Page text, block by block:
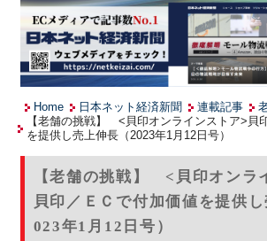
Home 日本ネット経済新聞 連載記事
【老舗の挑戦】 <貝印オンラインストア>貝
を提供し売上伸長（2023年1月12日号）
【老舗の挑戦】 <貝印オンラ
貝印／ＥＣで付加価値を提供
023年1月12日号）